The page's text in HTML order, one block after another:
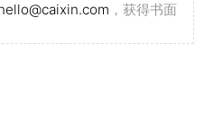
，获得书面